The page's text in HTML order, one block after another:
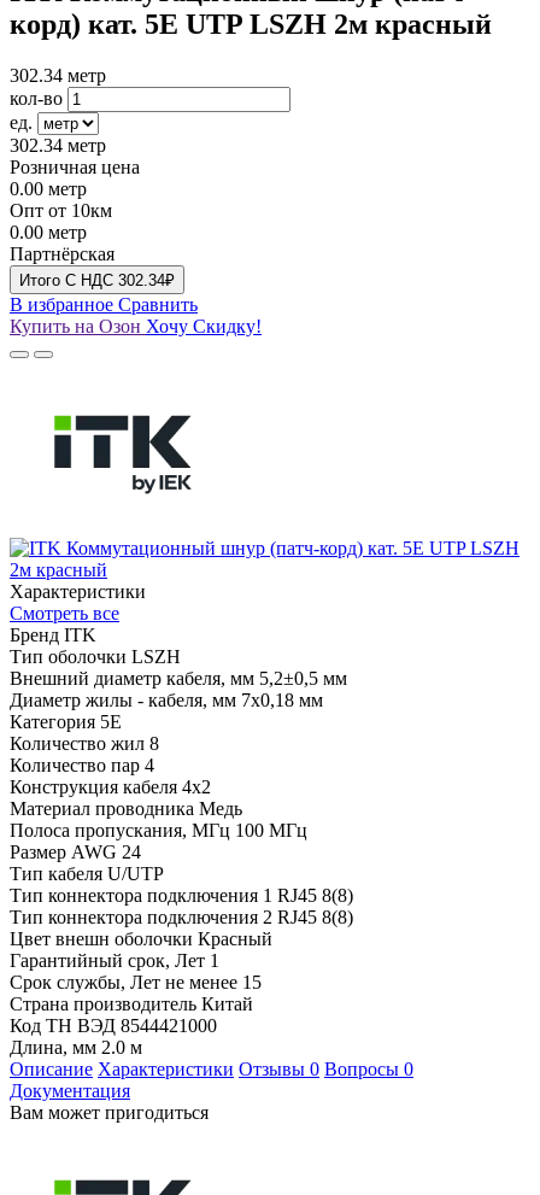
корд) кат. 5Е UTP LSZH 2м красный
302.34 метр
кол-во
ед.
302.34 метр
Розничная цена
0.00 метр
Опт от 10км
0.00 метр
Партнёрская
Итого C НДС 302.34₽
В избранное Сравнить
Купить на Озон Хочу Скидку!
Характеристики
Смотреть все
Бренд ITK
Тип оболочки LSZH
Внешний диаметр кабеля, мм 5,2±0,5 мм
Диаметр жилы - кабеля, мм 7х0,18 мм
Категория 5E
Количество жил 8
Количество пар 4
Конструкция кабеля 4x2
Материал проводника Медь
Полоса пропускания, МГц 100 МГц
Размер AWG 24
Тип кабеля U/UTP
Тип коннектора подключения 1 RJ45 8(8)
Тип коннектора подключения 2 RJ45 8(8)
Цвет внешн оболочки Красный
Гарантийный срок, Лет 1
Срок службы, Лет не менее 15
Страна производитель Китай
Код ТН ВЭД 8544421000
Длина, мм 2.0 м
Описание Характеристики Отзывы 0 Вопросы 0
Документация
Вам может пригодиться